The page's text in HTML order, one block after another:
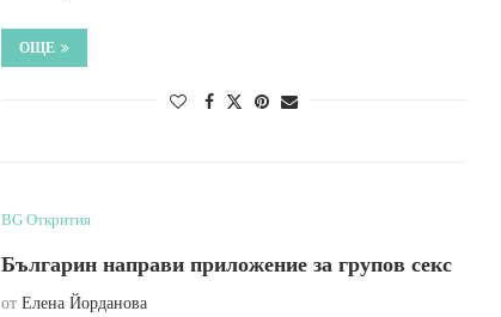
ОЩЕ
BG Открития
Българин направи приложение за групов секс
от Елена Йорданова